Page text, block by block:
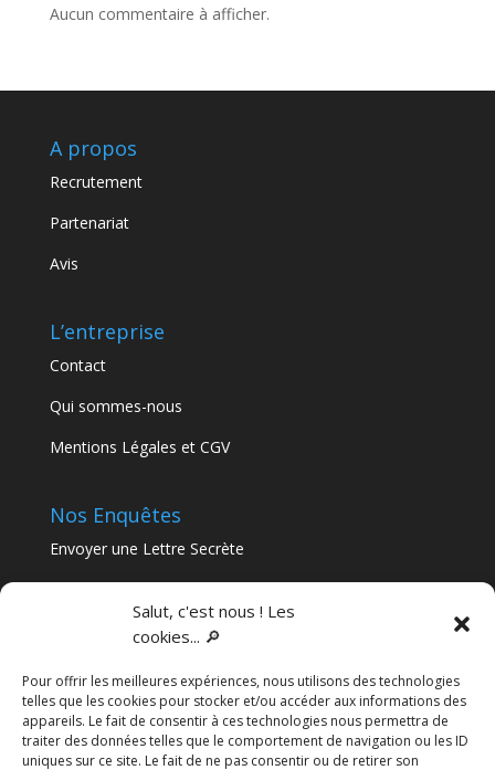
Salut, c'est nous ! Les
cookies... 🔎
Pour offrir les meilleures expériences, nous utilisons des technologies
telles que les cookies pour stocker et/ou accéder aux informations des
appareils. Le fait de consentir à ces technologies nous permettra de
traiter des données telles que le comportement de navigation ou les ID
uniques sur ce site. Le fait de ne pas consentir ou de retirer son
Aucun commentaire à afficher.
A propos
Recrutement
Partenariat
Avis
L’entreprise
Contact
Qui sommes-nous
Mentions Légales et CGV
Nos Enquêtes
Envoyer une Lettre Secrète
Séminaire immersif en Nouvelle-Aquitaine : le guide
complet pour sortir de l’ordinaire
Team-building à Bordeaux : pourquoi une enquête